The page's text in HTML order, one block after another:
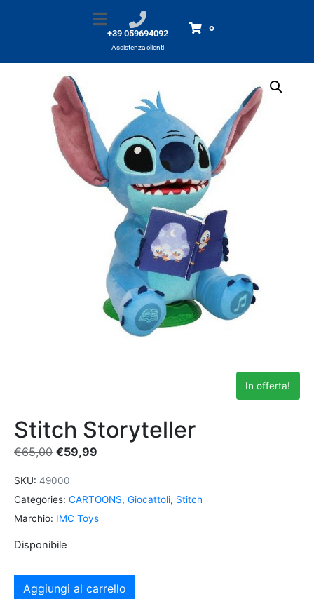
+39 059694092
Assistenza clienti
0
Prodotti Stitch Storyteller
In offerta!
Stitch Storyteller
€65,00 €59,99
SKU: 49000
Categories: CARTOONS, Giocattoli, Stitch
Marchio: IMC Toys
Disponibile
Aggiungi al carrello